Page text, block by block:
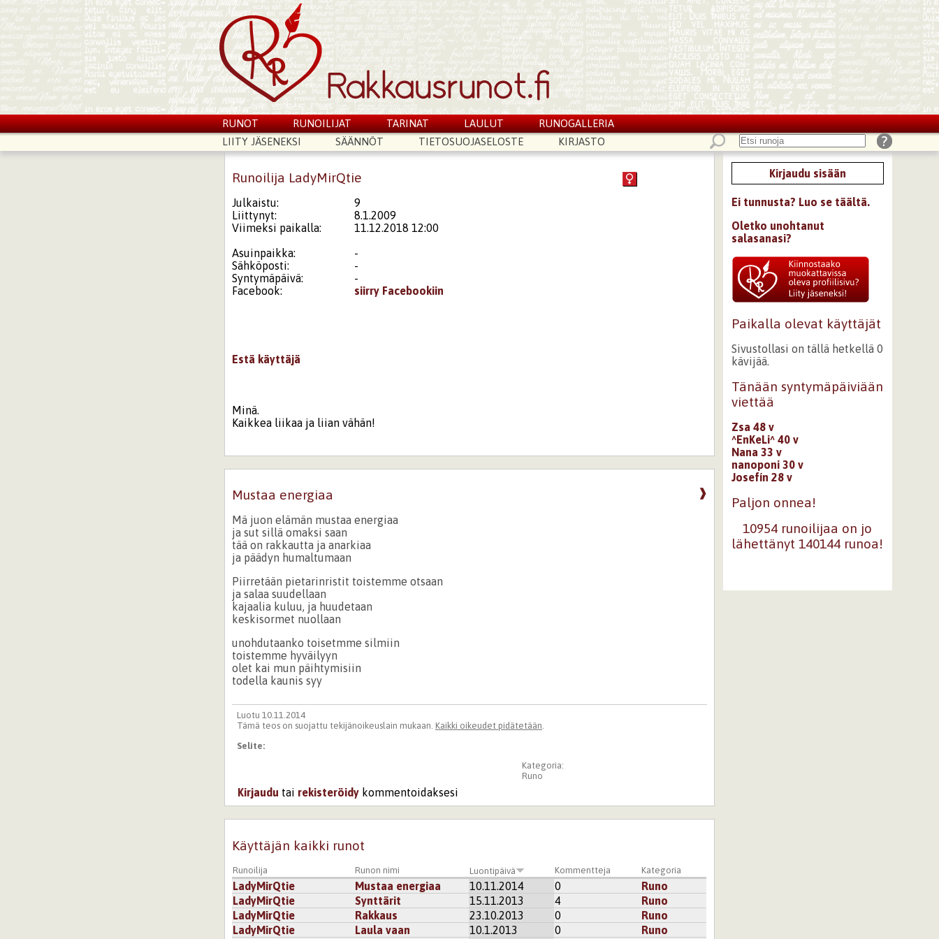
RUNOT RUNOILIJAT TARINAT LAULUT
RUNOGALLERIA
LIITY JÄSENEKSI
SÄÄNNÖT TIETOSUOJASELOSTE KIRJASTO
Runoilija LadyMirQtie
Julkaistu:
9
Liittynyt:
8.1.2009
Viimeksi paikalla:
11.12.2018 12:00
Asuinpaikka:
-
Sähköposti:
-
Syntymäpäivä:
-
Facebook:
siirry Facebookiin
Estä käyttäjä
Minä.
Kaikkea liikaa ja liian vähän!
❱
Mustaa energiaa
Mä juon elämän mustaa energiaa
ja sut sillä omaksi saan
tää on rakkautta ja anarkiaa
ja päädyn humaltumaan
Piirretään pietarinristit toistemme otsaan
ja salaa suudellaan
kajaalia kuluu, ja huudetaan
keskisormet nuollaan
unohdutaanko toisetmme silmiin
toistemme hyväilyyn
olet kai mun päihtymisiin
todella kaunis syy
Luotu 10.11.2014
Tämä teos on suojattu tekijänoikeuslain mukaan. Kaikki oikeudet pidätetään.
Selite:
Kategoria:
Runo
Kirjaudu tai rekisteröidy kommentoidaksesi
Käyttäjän kaikki runot
Runoilija Runon nimi Luontipäivä Kommentteja Kategoria
LadyMirQtie Mustaa energiaa 10.11.2014 0
Runo
LadyMirQtie
Synttärit 15.11.2013 4
Runo
LadyMirQtie
Rakkaus 23.10.2013 0
Runo
LadyMirQtie
Laula vaan 10.1.2013 0
Runo
Kirjaudu sisään
Ei tunnusta? Luo se täältä.
Oletko unohtanut
salasanasi?
Paikalla olevat käyttäjät
Sivustollasi on tällä hetkellä 0
kävijää.
Tänään syntymäpäiviään
viettää
Zsa 48 v
^EnKeLi^ 40 v
Nana 33 v
nanoponi 30 v
Josefín 28 v
Paljon onnea!
10954 runoilijaa on jo
lähettänyt 140144 runoa!